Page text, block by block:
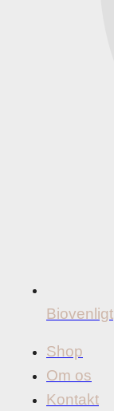
Biovenligt
Shop
Om os
Kontakt